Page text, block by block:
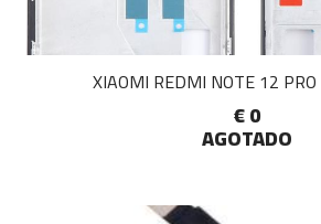
XIAOMI REDMI NOTE 12 PRO
€ 0
AGOTADO